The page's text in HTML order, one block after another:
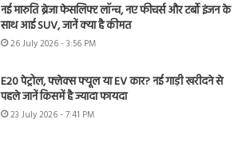
नई मारुति ब्रेजा फेसलिफ्ट लॉन्च, नए फीचर्स और टर्बो इंजन के
साथ आई SUV, जानें क्या है कीमत
26 July 2026 - 3:56 PM
E20 पेट्रोल, फ्लेक्स फ्यूल या EV कार? नई गाड़ी खरीदने से
पहले जानें किसमें है ज्यादा फायदा
23 July 2026 - 7:41 PM